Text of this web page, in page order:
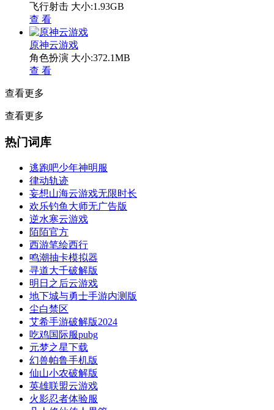
飞行射击 大小:1.93GB
查 看
原神云游戏
角色扮演 大小:372.1MB
查 看
查看更多
查看更多
热门词库
逃跑吧少年神明服
律动轨迹
妄想山海云游戏无限时长
欢乐钓鱼大师无广告版
逆水寒云游戏
陌陌官方
西游笔绘西行
鸣潮抽卡模拟器
寻道大千破解版
明日之后云游戏
地下城与勇士手游内测版
尘白禁区
艾希手游破解版2024
吃鸡国际服pubg
元梦之星下载
幻兽帕鲁手机版
仙山小农破解版
英雄联盟云游戏
火影忍者体验服